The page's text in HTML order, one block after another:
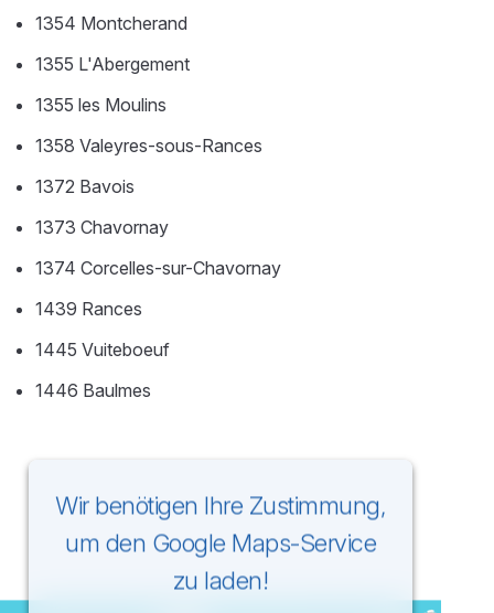
1354 Montcherand
1355 L'Abergement
1355 les Moulins
1358 Valeyres-sous-Rances
1372 Bavois
1373 Chavornay
1374 Corcelles-sur-Chavornay
1439 Rances
1445 Vuiteboeuf
1446 Baulmes
Wir benötigen Ihre Zustimmung,
um den Google Maps-Service
zu laden!